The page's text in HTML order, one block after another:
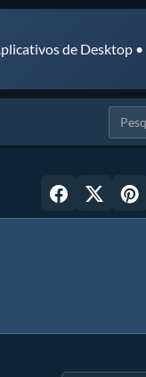
de Desktop